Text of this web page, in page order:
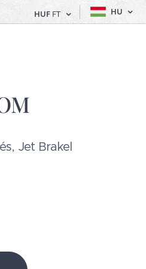
HUFFT HU
Jet Brakel